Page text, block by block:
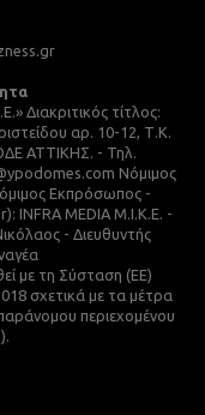
Διακριτικός τίτλος:
αρ. 10-12, Τ.Κ.
ΑΤΤΙΚΗΣ. - Τηλ.
Νόμιμος
Εκπρόσωπος -
INFRA MEDIA M.I.K.E. -
- Διευθυντής
με τη Σύσταση (ΕΕ)
σχετικά με τα μέτρα
περιεχομένου